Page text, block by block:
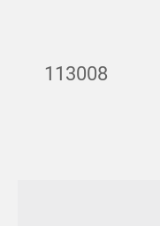
113008